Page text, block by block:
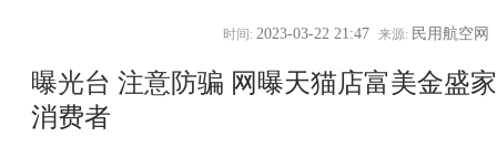
时间: 2023-03-22 21:47 来源: 民用航空网
曝光台 注意防骗 网曝天猫店富美金盛
消费者